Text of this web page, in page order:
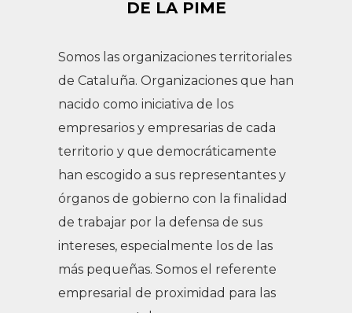
DE LA PIME
Somos las organizaciones territoriales
de Cataluña. Organizaciones que han
nacido como iniciativa de los
empresarios y empresarias de cada
territorio y que democráticamente
han escogido a sus representantes y
órganos de gobierno con la finalidad
de trabajar por la defensa de sus
intereses, especialmente los de las
más pequeñas. Somos el referente
empresarial de proximidad para las